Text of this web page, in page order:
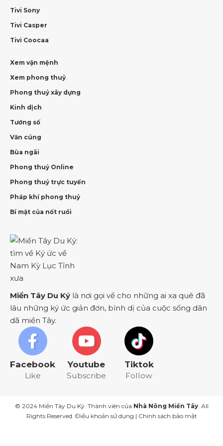
Tivi Sony
Tivi Casper
Tivi Coocaa
Xem vận mệnh
Xem phong thuỷ
Phong thuỷ xây dựng
Kinh dịch
Tướng số
Văn cúng
Bùa ngãi
Phong thuỷ Online
Phong thuỷ trực tuyến
Pháp khí phong thuỷ
Bí mật của nốt ruồi
Miền Tây Du Ký là nơi gọi về cho những ai xa quê đã
lâu những ký ức giản đơn, bình dị của cuộc sống dân
dã miền Tây.
Facebook
Like
Youtube
Subscribe
Tiktok
Follow
© 2024 Miền Tây Du Ký. Thành viên của Nhà Nông Miền Tây. All
Rights Reserved. Điều khoản sử dụng | Chính sách bảo mật